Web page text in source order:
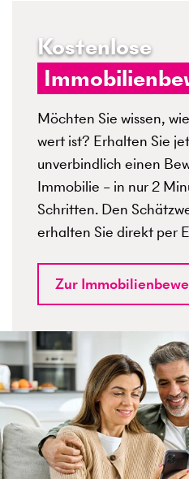
Kostenlose
Möchten Sie wissen,
wert ist? Erhalten Sie
unverbindlich einen
Immobilie – in nur 2
Schritten. Den
erhalten Sie direkt per
Zur